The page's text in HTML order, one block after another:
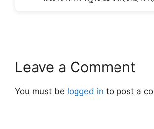
Leave a Comment
You must be logged in to post a